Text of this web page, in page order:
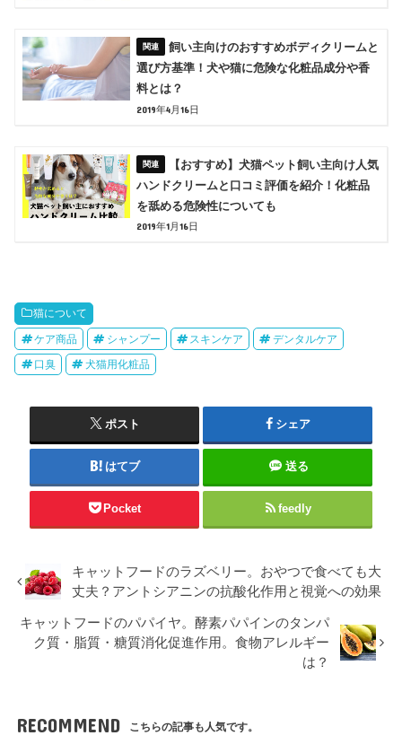
飼い主向けのおすすめボディクリームと
選び方基準！犬や猫に危険な化粧品成分や香
料とは？
2019年4月16日
【おすすめ】犬猫ペット飼い主向け人気
ハンドクリームと口コミ評価を紹介！化粧品
を舐める危険性についても
2019年1月16日
猫について
ケア商品 シャンプー スキンケア デンタルケア
口臭 犬猫用化粧品
ポスト シェア
はてブ 送る
Pocket feedly
キャットフードのラズベリー。おやつで食べても大
丈夫？アントシアニンの抗酸化作用と視覚への効果
キャットフードのパパイヤ。酵素パパインのタンパ
ク質・脂質・糖質消化促進作用。食物アレルギー
は？
RECOMMEND こちらの記事も人気です。